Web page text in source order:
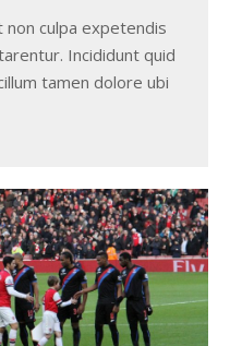
culpa expetendis
Incididunt quid
tamen dolore ubi